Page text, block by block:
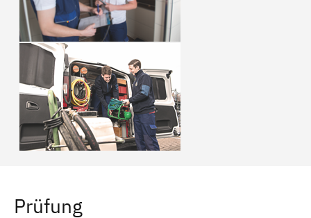
Prüfung